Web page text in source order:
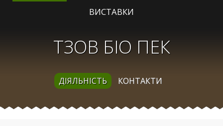
ВИСТАВКИ
ТЗОВ БІО ПЕК
ДІЯЛЬНІСТЬ КОНТАКТИ